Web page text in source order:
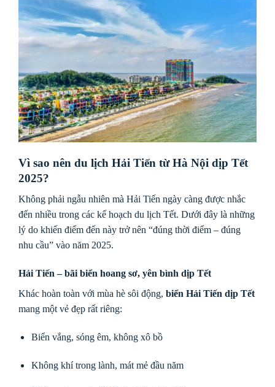
Vì sao nên du lịch Hải Tiến từ Hà Nội dịp Tết
2025?
Không phải ngẫu nhiên mà Hải Tiến ngày càng được nhắc
đến nhiều trong các kế hoạch du lịch Tết. Dưới đây là những
lý do khiến điểm đến này trở nên “đúng thời điểm – đúng
nhu cầu” vào năm 2025.
Hải Tiến – bãi biển hoang sơ, yên bình dịp Tết
Khác hoàn toàn với mùa hè sôi động, biển Hải Tiến dịp Tết
mang một vẻ đẹp rất riêng:
Biển vắng, sóng êm, không xô bồ
Không khí trong lành, mát mẻ đầu năm